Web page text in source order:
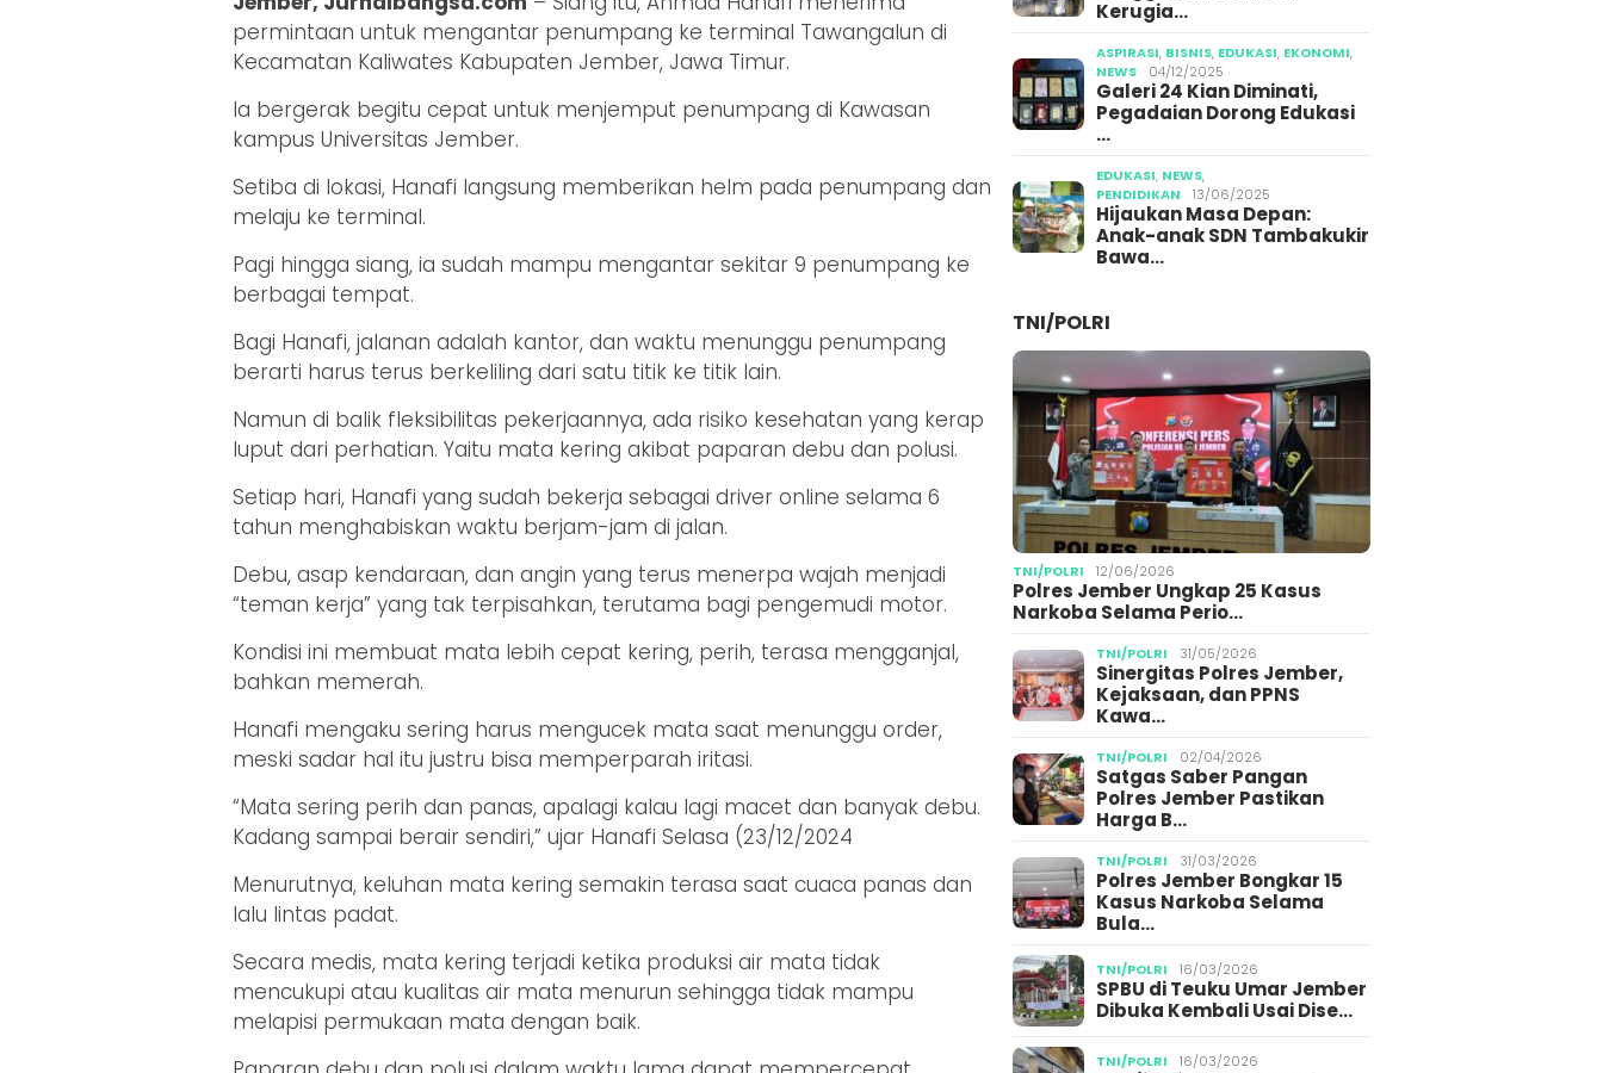
permintaan untuk mengantar penumpang ke terminal Tawangalun di
Kecamatan Kaliwates Kabupaten Jember, Jawa Timur.
Ia bergerak begitu cepat untuk menjemput penumpang di Kawasan
kampus Universitas Jember.
Setiba di lokasi, Hanafi langsung memberikan helm pada penumpang dan
melaju ke terminal.
Pagi hingga siang, ia sudah mampu mengantar sekitar 9 penumpang ke
berbagai tempat.
Bagi Hanafi, jalanan adalah kantor, dan waktu menunggu penumpang
berarti harus terus berkeliling dari satu titik ke titik lain.
Namun di balik fleksibilitas pekerjaannya, ada risiko kesehatan yang kerap
luput dari perhatian. Yaitu mata kering akibat paparan debu dan polusi.
Setiap hari, Hanafi yang sudah bekerja sebagai driver online selama 6
tahun menghabiskan waktu berjam-jam di jalan.
Debu, asap kendaraan, dan angin yang terus menerpa wajah menjadi
“teman kerja” yang tak terpisahkan, terutama bagi pengemudi motor.
Kondisi ini membuat mata lebih cepat kering, perih, terasa mengganjal,
bahkan memerah.
Hanafi mengaku sering harus mengucek mata saat menunggu order,
meski sadar hal itu justru bisa memperparah iritasi.
“Mata sering perih dan panas, apalagi kalau lagi macet dan banyak debu.
Kadang sampai berair sendiri,” ujar Hanafi Selasa (23/12/2024
Menurutnya, keluhan mata kering semakin terasa saat cuaca panas dan
lalu lintas padat.
Secara medis, mata kering terjadi ketika produksi air mata tidak
mencukupi atau kualitas air mata menurun sehingga tidak mampu
melapisi permukaan mata dengan baik.
Kerugia…
ASPIRASI, BISNIS, EDUKASI, EKONOMI,
NEWS
04/12/2025
Galeri 24 Kian Diminati,
Pegadaian Dorong Edukasi
…
EDUKASI, NEWS,
PENDIDIKAN
13/06/2025
Hijaukan Masa Depan:
Anak-anak SDN Tambakukir
Bawa…
TNI/POLRI
TNI/POLRI 12/06/2026
Polres Jember Ungkap 25 Kasus
Narkoba Selama Perio…
TNI/POLRI 31/05/2026
Sinergitas Polres Jember,
Kejaksaan, dan PPNS
Kawa…
TNI/POLRI 02/04/2026
Satgas Saber Pangan
Polres Jember Pastikan
Harga B…
TNI/POLRI 31/03/2026
Polres Jember Bongkar 15
Kasus Narkoba Selama
Bula…
TNI/POLRI 16/03/2026
SPBU di Teuku Umar Jember
Dibuka Kembali Usai Dise…
TNI/POLRI 16/03/2026